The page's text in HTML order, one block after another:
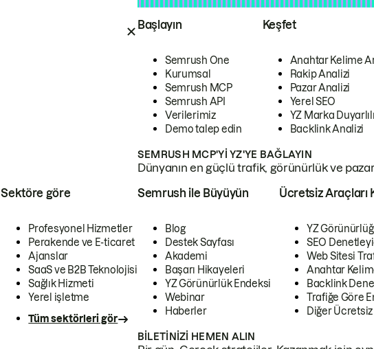
Başlayın
Semrush One
Kurumsal
Semrush MCP
Semrush API
Verilerimiz
Demo talep edin
Keşfet
Anahtar Kelime
Rakip Analizi
Pazar Analizi
Yerel SEO
YZ Marka
Backlink Analizi
SEMRUSH MCP'YI YZ'YE BAĞLAYIN
Dünyanın en güçlü trafik, görünürlük ve
Sektöre göre
Profesyonel Hizmetler
Perakende ve E-ticaret
Ajanslar
SaaS ve B2B Teknolojisi
Sağlık Hizmeti
Yerel işletme
Tüm sektörleri gör
Semrush ile Büyüyün
Blog
Destek Sayfası
Akademi
Başarı Hikayeleri
YZ Görünürlük Endeksi
Webinar
Haberler
Ücretsiz Araçları
YZ
SEO
Web Sitesi
Anahtar
Backlink
Trafiğe Göre
Diğer
BILETINIZI HEMEN ALIN